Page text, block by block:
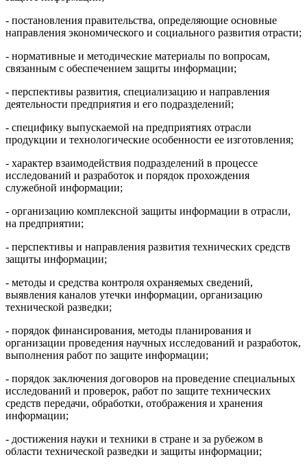
- постановления правительства, определяющие основные
направления экономического и социального развития отрасти;
- нормативные и методические материалы по вопросам,
связанным с обеспечением защиты информации;
- перспективы развития, специализацию и направления
деятельности предприятия и его подразделений;
- специфику выпускаемой на предприятиях отрасли
продукции и технологические особенности ее изготовления;
- характер взаимодействия подразделений в процессе
исследований и разработок и порядок прохождения
служебной информации;
- организацию комплексной защиты информации в отрасли,
на предприятии;
- перспективы и направления развития технических средств
защиты информации;
- методы и средства контроля охраняемых сведений,
выявления каналов утечки информации, организацию
технической разведки;
- порядок финансирования, методы планирования и
организации проведения научных исследований и разработок,
выполнения работ по защите информации;
- порядок заключения договоров на проведение специальных
исследований и проверок, работ по защите технических
средств передачи, обработки, отображения и хранения
информации;
- достижения науки и техники в стране и за рубежом в
области технической разведки и защиты информации;